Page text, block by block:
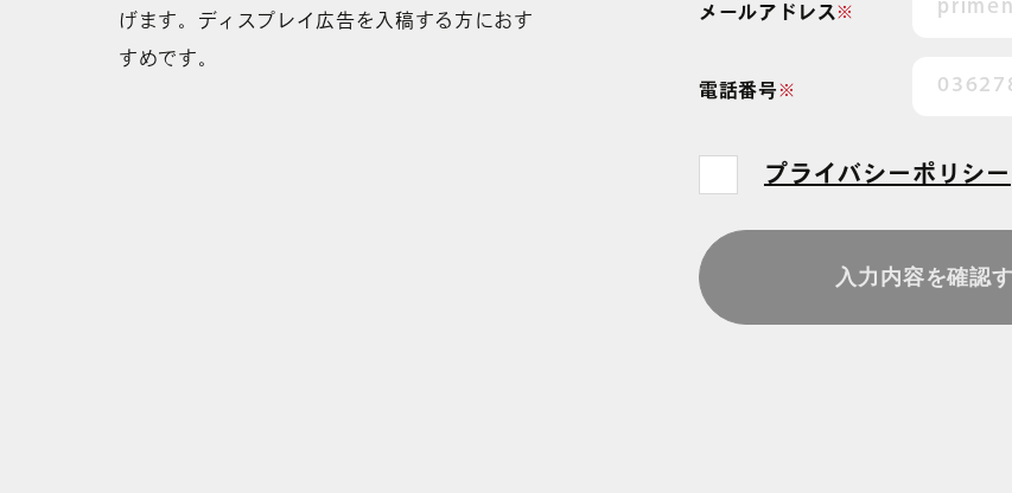
げます。ディスプレイ広告を入稿する方におす
すめです。
※
メールアドレス
※
電話番号
プライバシーポリシー